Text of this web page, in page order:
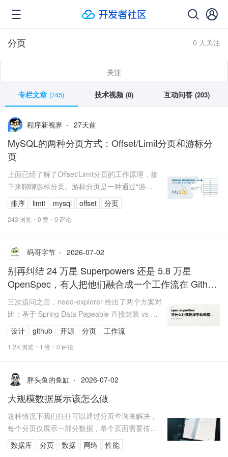
0 人关注
分页
关注
专栏文章 (745) 技术视频 (0) 互动问答 (203)
程序新视界 27天前
MySQL的两种分页方式：Offset/Limit分页和游标分
页
上面已经了解了Offset/Limit分页的工作原理，接
下来聊聊游标分页。游标分页是一种通过“游
标”（cursor）决定下一页结果的分页方式。需要
注意的是，此处...
排序 limit mysql offset 分页
243浏览 0赞 0评论
码哥字节 2026-07-02
别再纠结 24 万星 Superpowers 还是 5.8 万星
OpenSpec，有人把他们融合成一个工作流在 Github
开源
三次追问之后，need-explorer 给出了两个方案对
比：基于 Spring Data Pageable 直接封装 vs 自
定义分页对象。推荐了自定义分页对...
设计 github 开源 分页 工作流
1.2K浏览 1 赞 0评论
胖头鱼的鱼缸 2026-07-02
大规模数据展示该怎么做
这种情况下我们往往可以通过分页查询来解决，
每个分页仅展示一部分数据，单个页面需要传输
的数据量小了，展示速度也就更快了。但是数据
展示的要求往往是不可控的。
数据库 分页 数据 网络 性能